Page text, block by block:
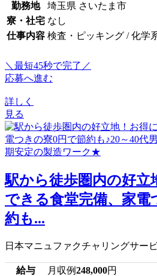
勤務地
埼玉県 さいたま市
寮・社宅 なし
仕事内容 検査・ピッキング / 化学
＼最短45秒で完了／
応募へ進む
詳しく
見る
駅から徒歩圏内の好立
できる食堂完備、家電
約も...
日本マニュファクチャリングサー
給与 月収例248,000円